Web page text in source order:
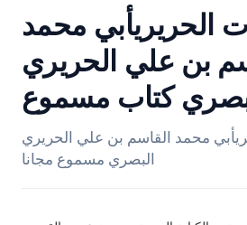
الحريريأبي محمد
بن علي الحريري
كتاب مسموع
محمد القاسم بن علي الحريري
البصري مسموع مجانا